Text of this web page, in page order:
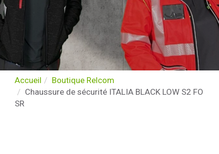
Accueil
Boutique Relcom
Chaussure de sécurité ITALIA BLACK LOW S2 FO
SR